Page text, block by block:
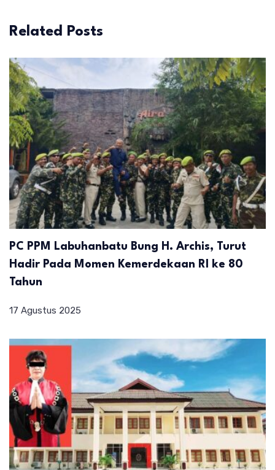
Related Posts
PC PPM Labuhanbatu Bung H. Archis, Turut
Hadir Pada Momen Kemerdekaan RI ke 80
Tahun
17 Agustus 2025